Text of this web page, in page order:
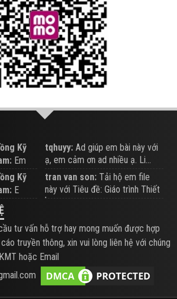
Kỹ
Em
nhé
tqhuyy: Ad giúp em bài này với
ạ, em cảm ơn ad nhiều ạ. Li...
Kỹ
E
tran van son: Tải hộ em file
này với Tiêu đề: Giáo trình Thiết
b...
tư vấn hỗ trợ hay mong muốn được hợp
truyền thông, xin vui lòng liên hệ với chúng
hoặc Email